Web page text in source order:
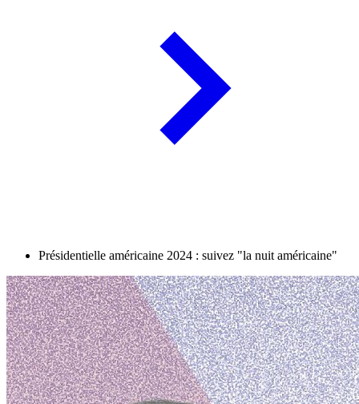
Présidentielle américaine 2024 : suivez "la nuit américaine"